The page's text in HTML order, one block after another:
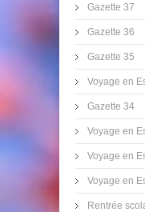
Gazette 37
Gazette 36
Gazette 35
Voyage en
Gazette 34
Voyage en
Voyage en
Voyage en
Rentrée